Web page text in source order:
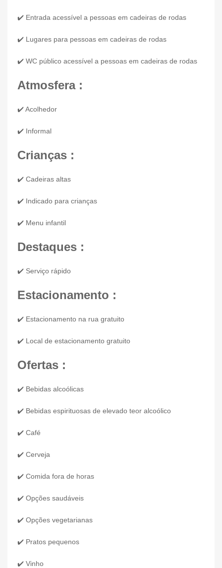
✔️ Entrada acessível a pessoas em cadeiras de rodas
✔️ Lugares para pessoas em cadeiras de rodas
✔️ WC público acessível a pessoas em cadeiras de rodas
Atmosfera :
✔️ Acolhedor
✔️ Informal
Crianças :
✔️ Cadeiras altas
✔️ Indicado para crianças
✔️ Menu infantil
Destaques :
✔️ Serviço rápido
Estacionamento :
✔️ Estacionamento na rua gratuito
✔️ Local de estacionamento gratuito
Ofertas :
✔️ Bebidas alcoólicas
✔️ Bebidas espirituosas de elevado teor alcoólico
✔️ Café
✔️ Cerveja
✔️ Comida fora de horas
✔️ Opções saudáveis
✔️ Opções vegetarianas
✔️ Pratos pequenos
✔️ Vinho